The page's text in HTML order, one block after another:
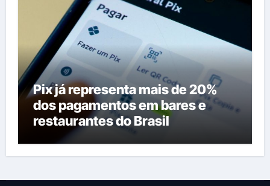
Pix já representa mais de 20%
dos pagamentos em bares e
restaurantes do Brasil